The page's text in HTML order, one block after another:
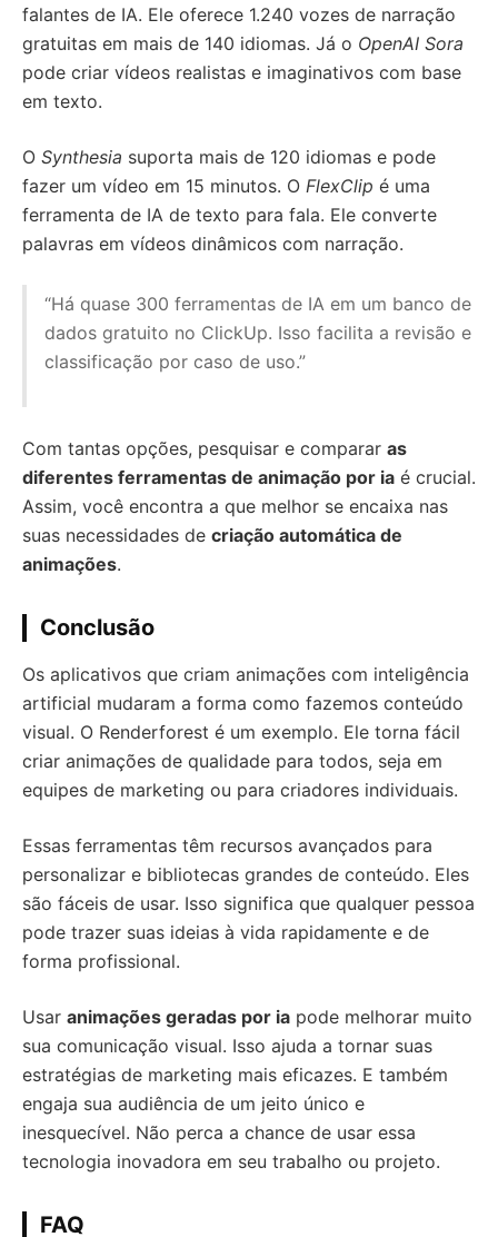
falantes de IA. Ele oferece 1.240 vozes de narração
gratuitas em mais de 140 idiomas. Já o OpenAI Sora
pode criar vídeos realistas e imaginativos com base
em texto.
O Synthesia suporta mais de 120 idiomas e pode
fazer um vídeo em 15 minutos. O FlexClip é uma
ferramenta de IA de texto para fala. Ele converte
palavras em vídeos dinâmicos com narração.
“Há quase 300 ferramentas de IA em um banco de
dados gratuito no ClickUp. Isso facilita a revisão e
classificação por caso de uso.”
Com tantas opções, pesquisar e comparar as
diferentes ferramentas de animação por ia é crucial.
Assim, você encontra a que melhor se encaixa nas
suas necessidades de criação automática de
animações.
Conclusão
Os aplicativos que criam animações com inteligência
artificial mudaram a forma como fazemos conteúdo
visual. O Renderforest é um exemplo. Ele torna fácil
criar animações de qualidade para todos, seja em
equipes de marketing ou para criadores individuais.
Essas ferramentas têm recursos avançados para
personalizar e bibliotecas grandes de conteúdo. Eles
são fáceis de usar. Isso significa que qualquer pessoa
pode trazer suas ideias à vida rapidamente e de
forma profissional.
Usar animações geradas por ia pode melhorar muito
sua comunicação visual. Isso ajuda a tornar suas
estratégias de marketing mais eficazes. E também
engaja sua audiência de um jeito único e
inesquecível. Não perca a chance de usar essa
tecnologia inovadora em seu trabalho ou projeto.
FAQ